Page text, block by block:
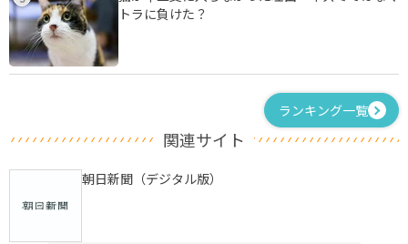
トラに負けた？
ランキング一覧
関連サイト
朝日新聞（デジタル版）